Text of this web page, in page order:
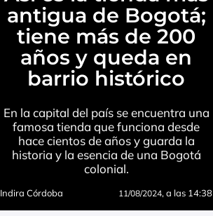
antigua de Bogotá;
tiene más de 200
años y queda en
barrio histórico
En la capital del país se encuentra una
famosa tienda que funciona desde
hace cientos de años y guarda la
historia y la esencia de una Bogotá
colonial.
Indira Córdoba 11/08/2024, a las 14:38